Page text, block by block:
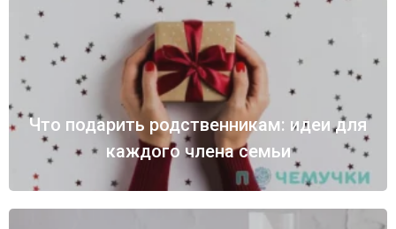
Что подарить родственникам: идеи для
каждого члена семьи